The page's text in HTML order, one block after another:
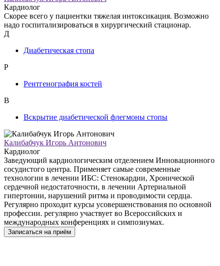
Кардиолог
Скорее всего у пациентки тяжелая интоксикация. Возможно
надо госпитализироваться в хирургический стационар.
Д
Диабетическая стопа
Р
Рентгенография костей
В
Вскрытие диабетической флегмоны стопы
Калибабчук Игорь Антонович
Кардиолог
Заведующий кардиологическим отделением Инновационного
сосудистого центра. Применяет самые современные
технологии в лечении ИБС: Стенокардии, Хронической
сердечной недостаточности, в лечении Артериальной
гипертонии, нарушений ритма и проводимости сердца.
Регулярно проходит курсы усовершенствования по основной
профессии. регулярно участвует во Всероссийских и
международных конференциях и симпозиумах.
Записаться на приём